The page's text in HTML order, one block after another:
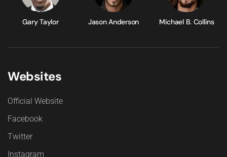
Gary Taylor Jason Anderson Michael B. Collins
Websites
Official Website
Facebook
Twitter
Instagram